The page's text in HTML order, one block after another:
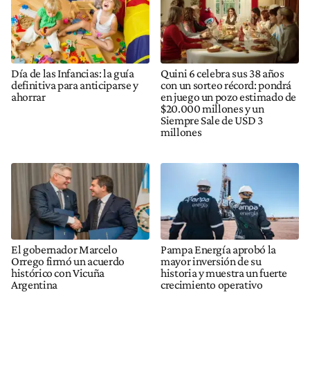
Día de las Infancias: la guía
definitiva para anticiparse y
ahorrar
Quini 6 celebra sus 38 años
con un sorteo récord: pondrá
en juego un pozo estimado de
$20.000 millones y un
Siempre Sale de USD 3
millones
El gobernador Marcelo
Orrego firmó un acuerdo
histórico con Vicuña
Argentina
Pampa Energía aprobó la
mayor inversión de su
historia y muestra un fuerte
crecimiento operativo